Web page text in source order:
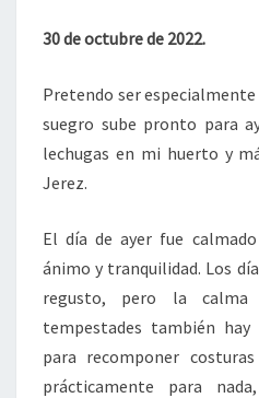
30 de octubre de 2022.
Pretendo ser
suegro sube pronto para
lechugas en mi huerto y
Jerez.
El día de ayer fue
ánimo y tranquilidad. Los
regusto, pero la
tempestades también
para recomponer
prácticamente para